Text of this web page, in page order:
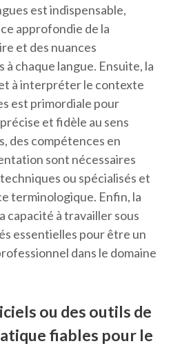
est indispensable,
approfondie de la
et des nuances
chaque langue. Ensuite, la
à interpréter le contexte
est primordiale pour
et fidèle au sens
des compétences en
sont nécessaires
ou spécialisés et
terminologique. Enfin, la
capacité à travailler sous
essentielles pour être un
dans le domaine
ou des outils de
fiables pour le